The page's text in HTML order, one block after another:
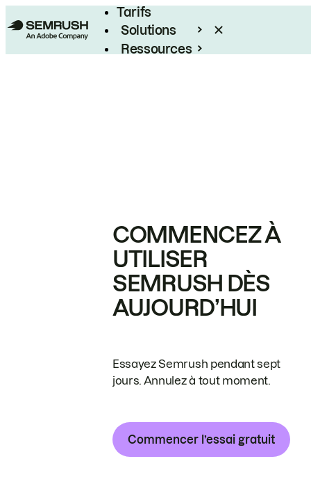
Tarifs
Solutions
Ressources
COMMENCEZ À
UTILISER
SEMRUSH DÈS
AUJOURD’HUI
Essayez Semrush pendant sept
jours. Annulez à tout moment.
Commencer l’essai gratuit